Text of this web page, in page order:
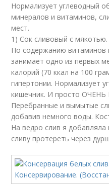
Нормализует углеводный
минералов и витаминов,
мест.
1) Сок сливовый с мякотью.
По содержанию витаминов
занимает одно из первых
калорий (70 ккал на 100
гипертонии. Нормализует
кишечник. И просто
Перебранные и вымытые
добавив немного воды.
На ведро слив я
сливу протереть через